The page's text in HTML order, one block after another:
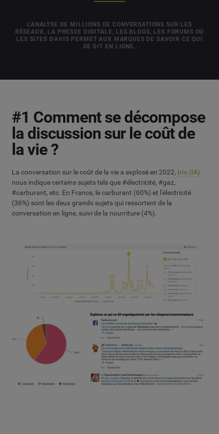
L'ANALYSE DE MILLIONS DE CONVERSATIONS SUR LES
RÉSEAUX, LA PRESSE DIGITALE, LES BLOGS, LES FORUMS OU
LES SITES D'AVIS PERMET AUX MARQUES DE SAVOIR CE QUI
SE DIT EN LIGNE.
#1 Comment se décompose
la discussion sur le coût de
la vie ?
La conversation sur le coût de la vie a explosé en 2022, Iris (IA)
nous indique certains sujets tels que #électricité, #gaz,
#carburant, etc. En France, le carburant (60%) et l'électricité
(36%) sont les deux grands sujets qui ressortent de la
conversation en ligne, suivi de la nourriture (4%).